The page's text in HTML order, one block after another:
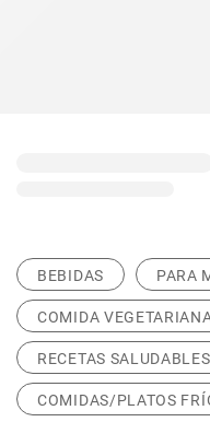
BEBIDAS PARA
COMIDA
RECETAS
COMIDAS/PLATOS